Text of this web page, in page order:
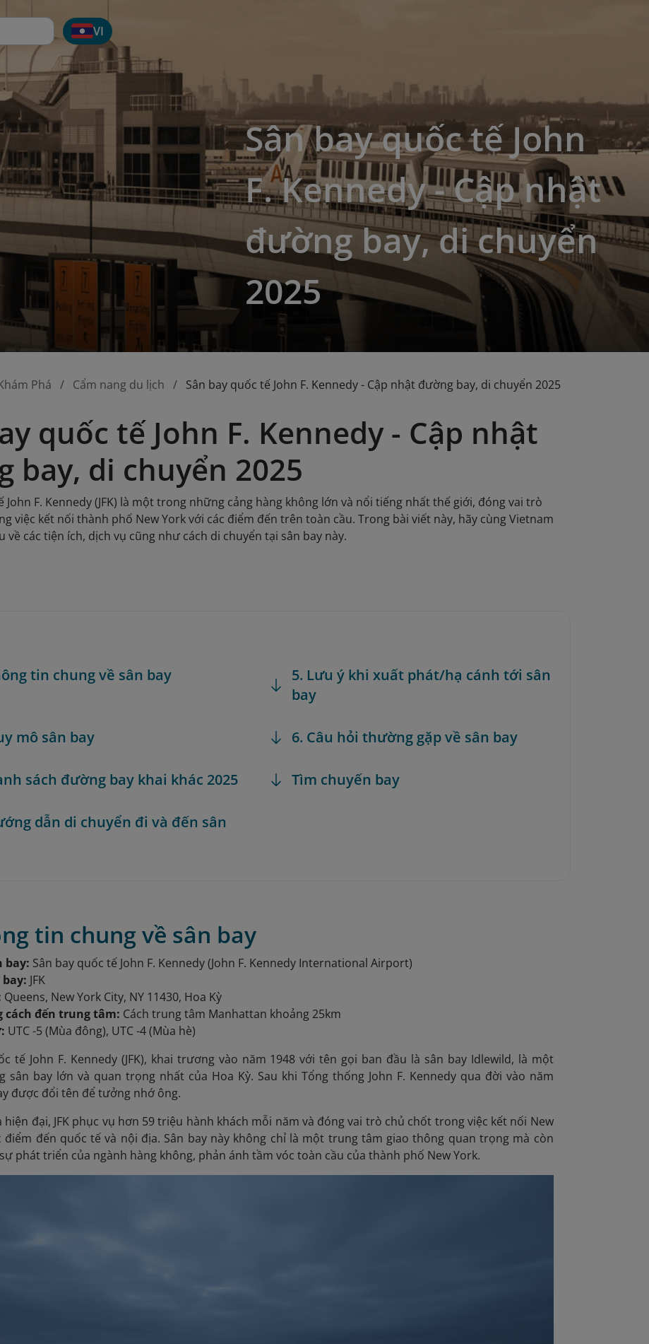
VI
Sân bay quốc tế John
F. Kennedy - Cập nhật
đường bay, di chuyển
2025
Phá Cẩm nang du lịch Sân bay quốc tế John F. Kennedy - Cập nhật đường bay, di chuyển 2025
quốc tế John F. Kennedy - Cập nhật
bay, di chuyển 2025
John F. Kennedy (JFK) là một trong những cảng hàng không lớn và nổi tiếng nhất thế giới, đóng vai trò
việc kết nối thành phố New York với các điểm đến trên toàn cầu. Trong bài viết này, hãy cùng Vietnam
về các tiện ích, dịch vụ cũng như cách di chuyển tại sân bay này.
tin chung về sân bay
mô sân bay
sách đường bay khai khác 2025
dẫn di chuyển đi và đến sân
5. Lưu ý khi xuất phát/hạ cánh tới sân
bay
6. Câu hỏi thường gặp về sân bay
Tìm chuyến bay
tin chung về sân bay
bay: Sân bay quốc tế John F. Kennedy (John F. Kennedy International Airport)
bay: JFK
Queens, New York City, NY 11430, Hoa Kỳ
cách đến trung tâm: Cách trung tâm Manhattan khoảng 25km
UTC -5 (Mùa đông), UTC -4 (Mùa hè)
tế John F. Kennedy (JFK), khai trương vào năm 1948 với tên gọi ban đầu là sân bay Idlewild, là một
sân bay lớn và quan trọng nhất của Hoa Kỳ. Sau khi Tổng thống John F. Kennedy qua đời vào năm
được đổi tên để tưởng nhớ ông.
hiện đại, JFK phục vụ hơn 59 triệu hành khách mỗi năm và đóng vai trò chủ chốt trong việc kết nối New
điểm đến quốc tế và nội địa. Sân bay này không chỉ là một trung tâm giao thông quan trọng mà còn
phát triển của ngành hàng không, phản ánh tầm vóc toàn cầu của thành phố New York.